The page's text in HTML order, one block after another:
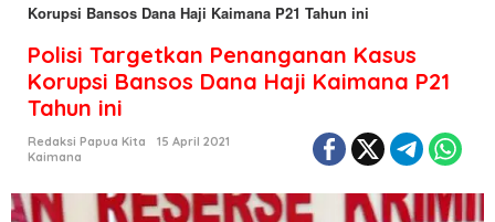
Korupsi Bansos Dana Haji Kaimana P21 Tahun ini
Polisi Targetkan Penanganan Kasus
Korupsi Bansos Dana Haji Kaimana P21
Tahun ini
Redaksi Papua Kita
15 April 2021
Kaimana